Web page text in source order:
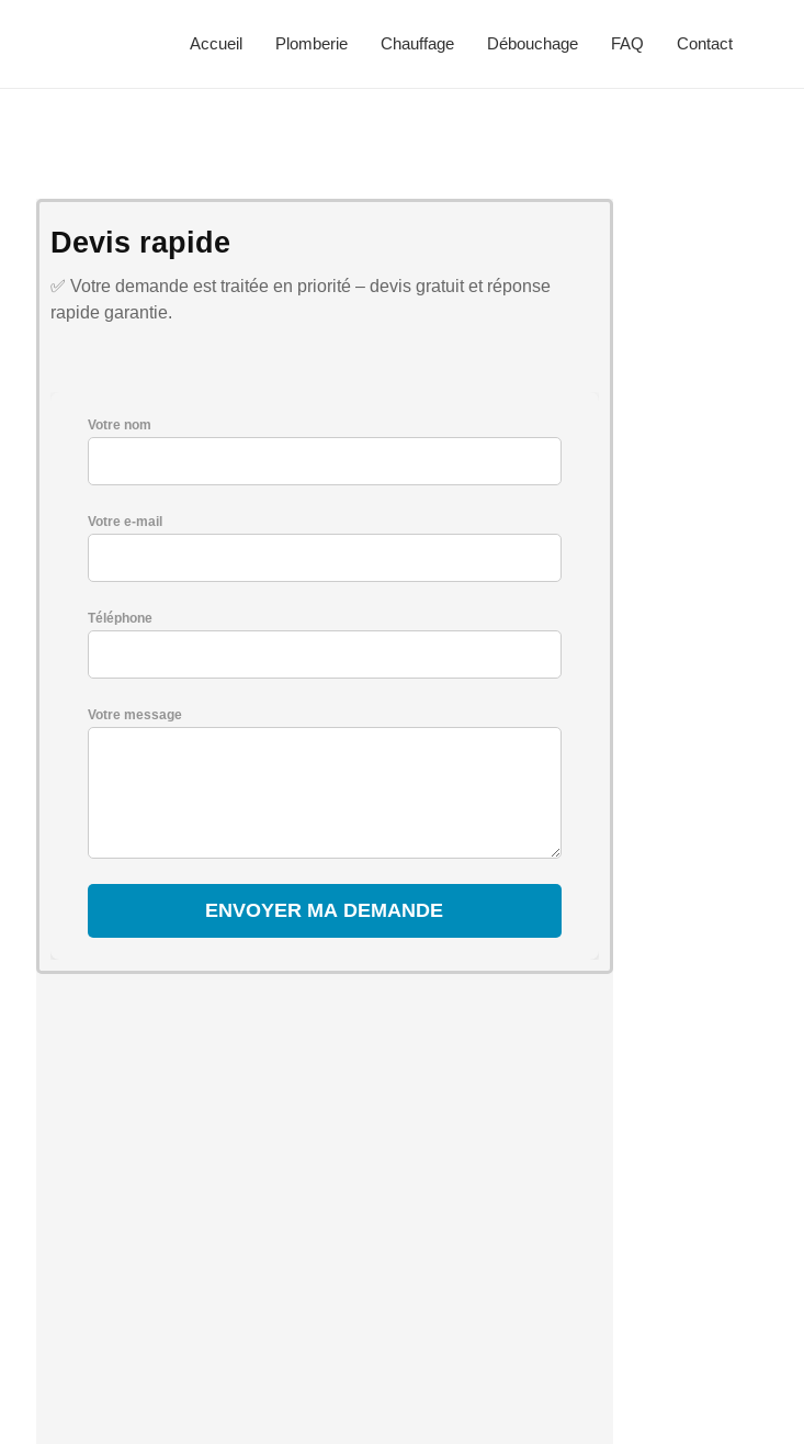
Accueil Plomberie Chauffage Débouchage FAQ Contact
Devis rapide
✅ Votre demande est traitée en priorité – devis gratuit et réponse
rapide garantie.
Votre nom
Votre e-mail
Téléphone
Votre message